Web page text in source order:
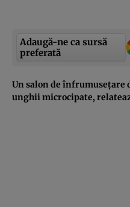
Adaugă-ne ca sursă
preferată
Un salon de
unghii microcipate,